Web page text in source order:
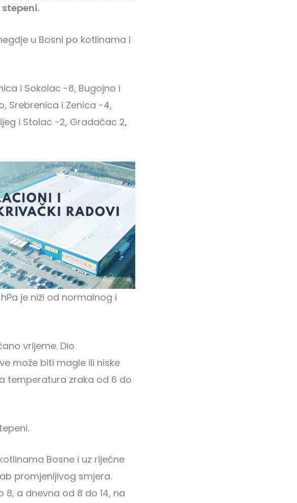
u Bosni po kotlinama i
i Sokolac -8, Bugojno i
Srebrenica i Zenica -4,
i Stolac -2, Gradačac 2,
je niži od normalnog i
vrijeme. Dio
može biti magle ili niske
temperatura zraka od 6 do
Bosne i uz riječne
promjenljivog smjera.
a dnevna od 8 do 14, na